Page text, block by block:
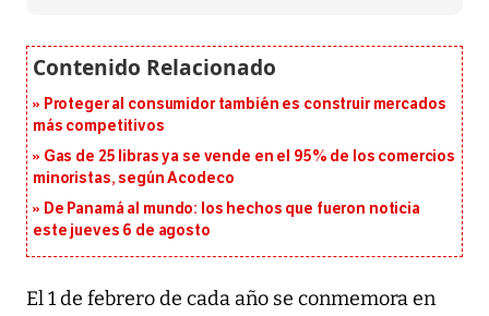
Proteger al consumidor también es construir mercados
más competitivos
Gas de 25 libras ya se vende en el 95% de los comercios
minoristas, según Acodeco
De Panamá al mundo: los hechos que fueron noticia
este jueves 6 de agosto
El 1 de febrero de cada año se conmemora en